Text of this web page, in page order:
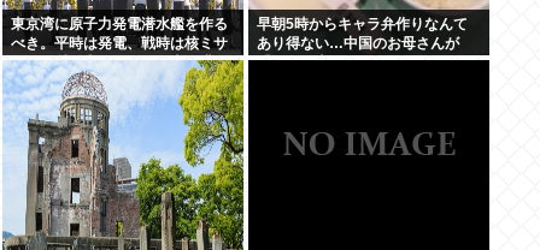
東京湾に原子力発電潜水艦を作る
べき。平時は発電、戦時は核ミサ
イル発射、事故ったら日本海溝に
沈める
早朝5時からキャラ弁作りなんて
あり得ない…中国のお母さんが
「なぜ日本人はそんなにがんばる